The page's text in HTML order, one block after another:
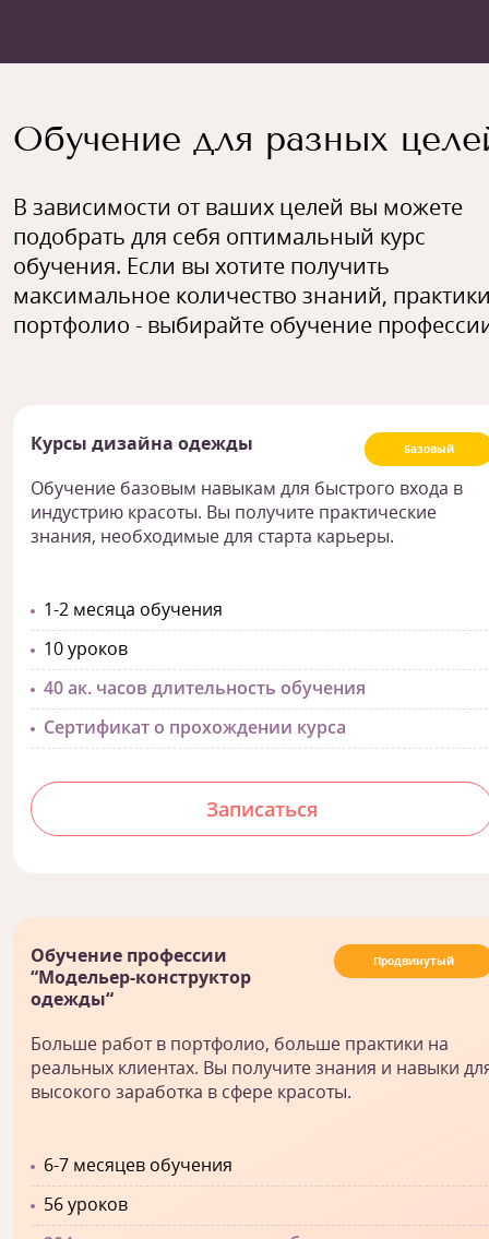
Обучение для разных
В зависимости от ваших целей вы можете
подобрать для себя оптимальный курс
обучения. Если вы хотите получить
максимальное количество знаний,
портфолио - выбирайте обучение
Базовый
Курсы дизайна одежды
Обучение базовым навыкам для быстрого входа в
индустрию красоты. Вы получите практические
знания, необходимые для старта карьеры.
1-2 месяца обучения
10 уроков
40 ак. часов длительность обучения
Сертификат о прохождении курса
Записаться
Продвинутый
Обучение профессии
“Модельер-конструктор
одежды“
Больше работ в портфолио, больше практики на
реальных клиентах. Вы получите знания и навыки
высокого заработка в сфере красоты.
6-7 месяцев обучения
56 уроков